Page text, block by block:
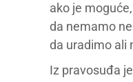
ako je
da nemamo
da uradimo ali
Iz pravosuđa